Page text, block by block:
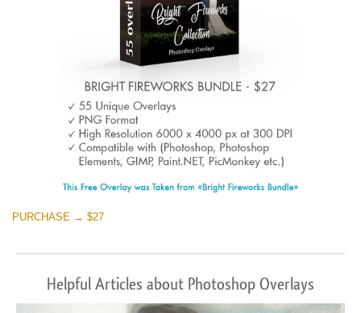
PURCHASE → $27
Helpful Articles about Photoshop Overlays